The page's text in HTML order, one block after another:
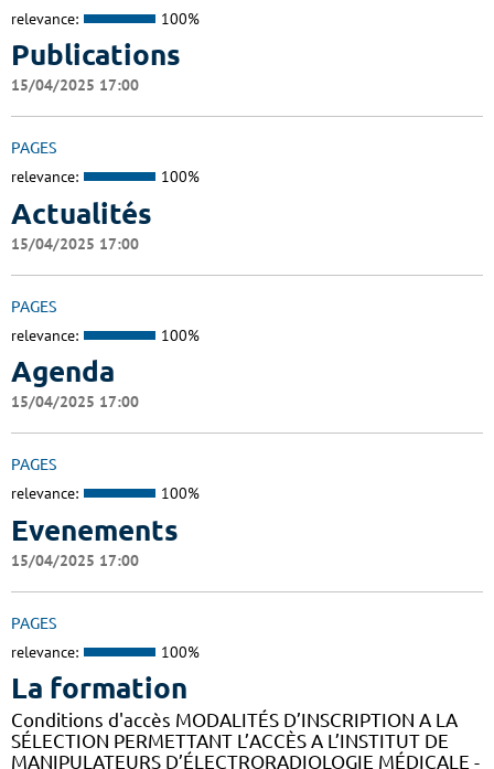
relevance: 100%
Publications
15/04/2025 17:00
PAGES
relevance: 100%
Actualités
15/04/2025 17:00
PAGES
relevance: 100%
Agenda
15/04/2025 17:00
PAGES
relevance: 100%
Evenements
15/04/2025 17:00
PAGES
relevance: 100%
La formation
Conditions d'accès MODALITÉS D’INSCRIPTION A LA
SÉLECTION PERMETTANT L’ACCÈS A L’INSTITUT DE
MANIPULATEURS D’ÉLECTRORADIOLOGIE MÉDICALE -